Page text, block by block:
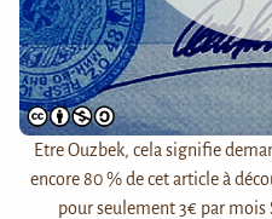
Etre Ouzbek, cela signifie
encore 80 % de cet article à
pour seulement 3€ par mois